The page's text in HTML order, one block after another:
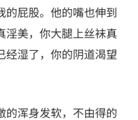
的屁股。他的嘴也伸到
淫美，你大腿上丝袜真
经湿了，你的阴道渴望
的浑身发软，不由得的